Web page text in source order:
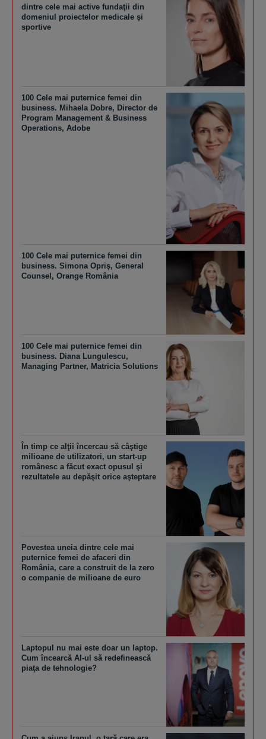
dintre cele mai active fundaţii din
domeniul proiectelor medicale şi
sportive
100 Cele mai puternice femei din
business. Mihaela Dobre, Director de
Program Management & Business
Operations, Adobe
100 Cele mai puternice femei din
business. Simona Opriş, General
Counsel, Orange România
100 Cele mai puternice femei din
business. Diana Lungulescu,
Managing Partner, Matricia Solutions
În timp ce alţii încercau să câştige
milioane de utilizatori, un start-up
românesc a făcut exact opusul şi
rezultatele au depăşit orice aşteptare
Povestea uneia dintre cele mai
puternice femei de afaceri din
România, care a construit de la zero
o companie de milioane de euro
Laptopul nu mai este doar un laptop.
Cum încearcă AI-ul să redefinească
piaţa de tehnologie?